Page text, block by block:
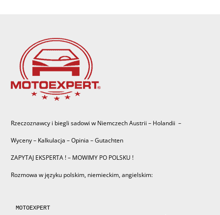
Rzeczoznawcy i biegli sadowi w Niemczech Austrii – Holandii –
Wyceny – Kalkulacja – Opinia – Gutachten
ZAPYTAJ EKSPERTA ! – MOWIMY PO POLSKU !
Rozmowa w języku polskim, niemieckim, angielskim:
MOTOEXPERT